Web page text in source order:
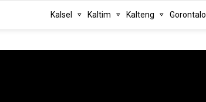
Kalsel Kaltim Kalteng Gorontalo